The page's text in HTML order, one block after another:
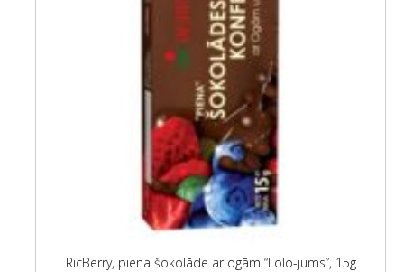
RicBerry, piena šokolāde ar ogām “Lolo-jums”, 15g